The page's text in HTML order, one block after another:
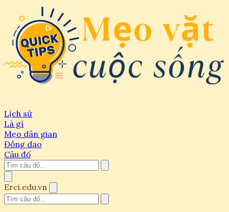
Lịch sử
Là gì
Mẹo dân gian
Đồng dao
Câu đố
Erci.edu.vn